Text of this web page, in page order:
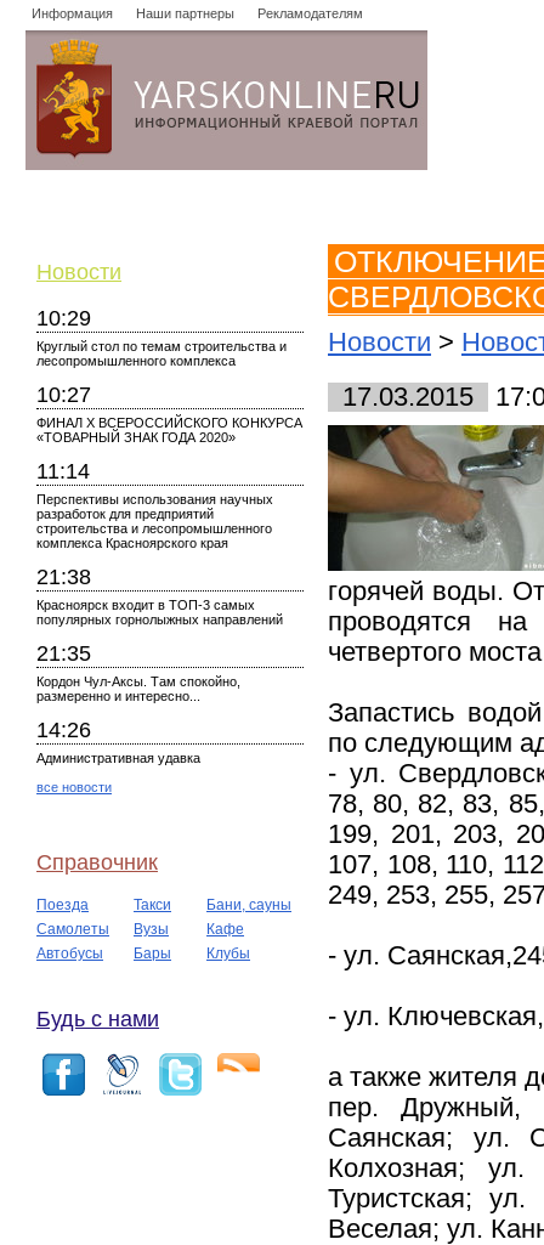
Информация Наши партнеры Рекламодателям
Новости
10:29
Круглый стол по темам строительства и
лесопромышленного комплекса
10:27
ФИНАЛ X ВСЕРОССИЙСКОГО КОНКУРСА
«ТОВАРНЫЙ ЗНАК ГОДА 2020»
11:14
Перспективы использования научных
разработок для предприятий
строительства и лесопромышленного
комплекса Красноярского края
21:38
Красноярск входит в ТОП-3 самых
популярных горнолыжных направлений
21:35
Кордон Чул-Аксы. Там спокойно,
размеренно и интересно...
14:26
Административная удавка
все новости
Справочник
Поезда Такси
Бани, сауны
Самолеты
Вузы
Кафе
Автобусы
Бары Клубы
Будь с нами
Новости >
17.03.2015
горячей воды.
проводятся
четвертого
Запастись
по следующим
- ул.
78, 80, 82, 83,
199, 201, 203,
107, 108, 110,
249, 253, 255,
- ул.
- ул.
а также жителя
пер.
Саянская; ул.
Колхозная;
Туристская;
Веселая; ул.